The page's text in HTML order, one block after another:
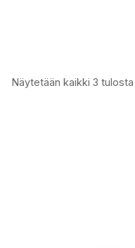
Näytetään kaikki 3 tulosta